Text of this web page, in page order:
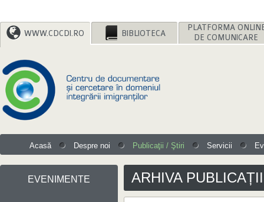
WWW.CDCDI.RO BIBLIOTECA DE COMUNICARE
Acasă Despre noi Publicaţii / Ştiri Servicii
EVENIMENTE ARHIVA